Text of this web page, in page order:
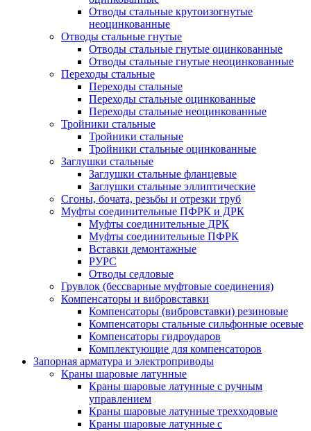
Отводы стальные крутоизогнутые
неоцинкованные
Отводы стальные гнутые
Отводы стальные гнутые оцинкованные
Отводы стальные гнутые неоцинкованные
Переходы стальные
Переходы стальные
Переходы стальные оцинкованные
Переходы стальные неоцинкованные
Тройники стальные
Тройники стальные
Тройники стальные оцинкованные
Заглушки стальные
Заглушки стальные фланцевые
Заглушки стальные эллиптические
Сгоны, бочата, резьбы и отрезки труб
Муфты соединительные ПФРК и ДРК
Муфты соединительные ДРК
Муфты соединительные ПФРК
Вставки демонтажные
РУРС
Отводы седловые
Грувлок (бессварные муфтовые соединения)
Компенсаторы и вибровставки
Компенсаторы (вибровставки) резиновые
Компенсаторы стальные сильфонные осевые
Компенсаторы гидроударов
Комплектующие для компенсаторов
Запорная арматура и электроприводы
Краны шаровые латунные
Краны шаровые латунные с ручным
управлением
Краны шаровые латунные трехходовые
Краны шаровые латунные с